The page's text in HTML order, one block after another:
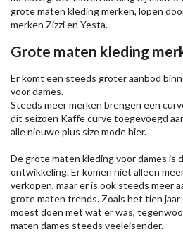
grote maten kleding merken, lopen
merken Zizzien Yesta.
Grote maten kleding
Er komt een steeds groter aanbod
voor dames.
Steeds meer merken brengen een
dit seizoen Kaffecurve toegevoegd
alle nieuweplus size modehier.
De grote maten kleding voor dames is
ontwikkeling. Er komen niet alleen
verkopen, maar er is ook steeds meer
grote maten trends. Zoals het tien jaar
moest doen met wat er was,
maten dames steeds veeleisender.